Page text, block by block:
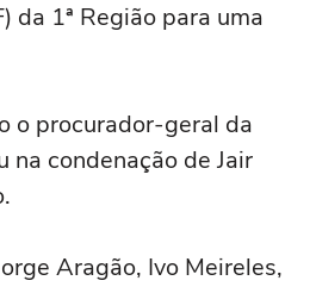
da 1ª Região para uma
o procurador-geral da
na condenação de Jair
Aragão, Ivo Meireles,